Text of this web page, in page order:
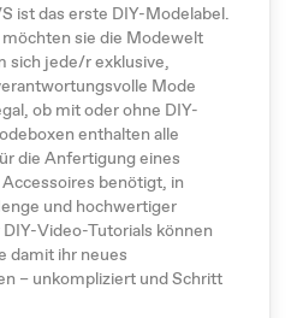
ist das erste DIY-Modelabel.
sie die Modewelt
sich jede/r exklusive,
Mode
ob mit oder ohne DIY-
enthalten alle
die Anfertigung eines
benötigt, in
und hochwertiger
Video-Tutorials können
damit ihr neues
– unkompliziert und Schritt